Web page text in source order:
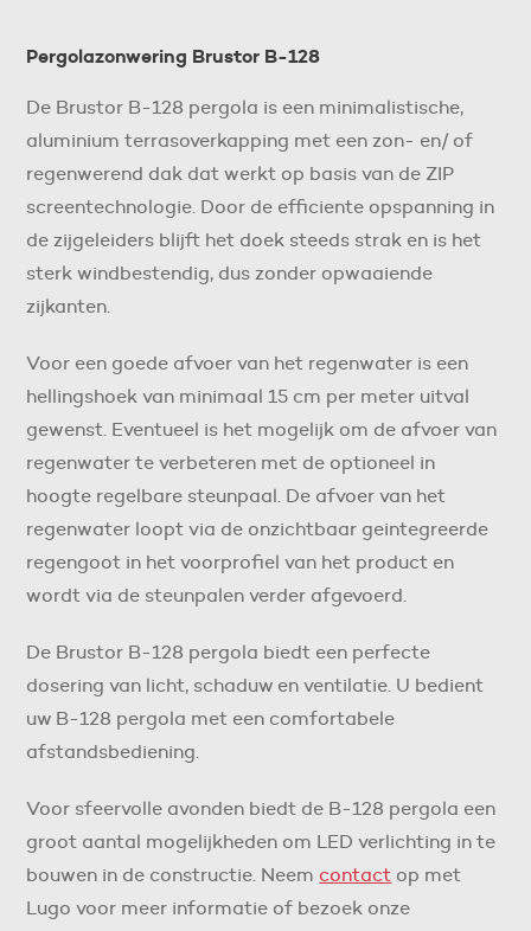
Pergolazonwering Brustor B-128
De Brustor B-128 pergola is een minimalistische,
aluminium terrasoverkapping met een zon- en/ of
regenwerend dak dat werkt op basis van de ZIP
screentechnologie. Door de efficiente opspanning in
de zijgeleiders blijft het doek steeds strak en is het
sterk windbestendig, dus zonder opwaaiende
zijkanten.
Voor een goede afvoer van het regenwater is een
hellingshoek van minimaal 15 cm per meter uitval
gewenst. Eventueel is het mogelijk om de afvoer van
regenwater te verbeteren met de optioneel in
hoogte regelbare steunpaal. De afvoer van het
regenwater loopt via de onzichtbaar geintegreerde
regengoot in het voorprofiel van het product en
wordt via de steunpalen verder afgevoerd.
De Brustor B-128 pergola biedt een perfecte
dosering van licht, schaduw en ventilatie. U bedient
uw B-128 pergola met een comfortabele
afstandsbediening.
Voor sfeervolle avonden biedt de B-128 pergola een
groot aantal mogelijkheden om LED verlichting in te
bouwen in de constructie. Neem contact op met
Lugo voor meer informatie of bezoek onze